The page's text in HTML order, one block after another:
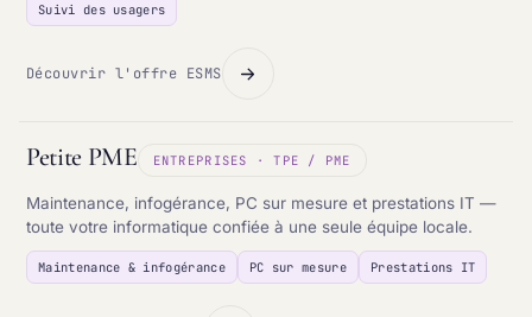
Suivi des usagers
Découvrir l'offre ESMS
Petite PME ENTREPRISES · TPE / PME
Maintenance, infogérance, PC sur mesure et prestations IT —
toute votre informatique confiée à une seule équipe locale.
Maintenance & infogérance PC sur mesure Prestations IT